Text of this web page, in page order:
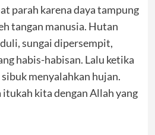
parah karena daya tampung
tangan manusia. Hutan
sungai dipersempit,
habis-habisan. Lalu ketika
menyalahkan hujan.
itukah kita dengan Allah yang